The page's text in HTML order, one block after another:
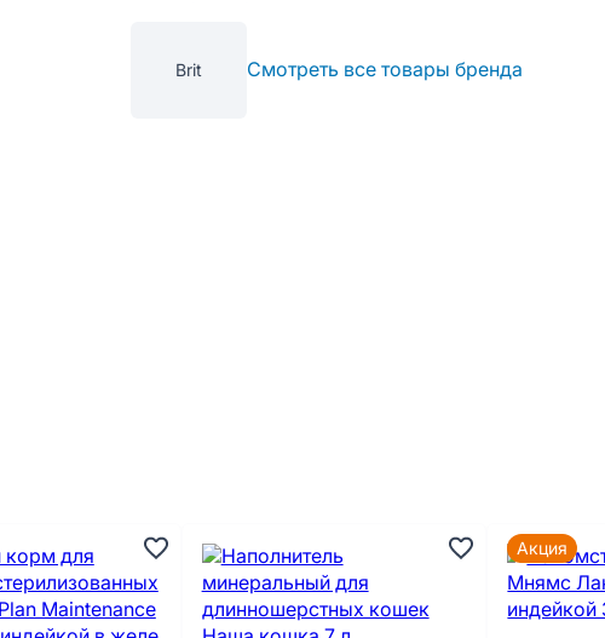
Brit Смотреть все товары бренда
Акция